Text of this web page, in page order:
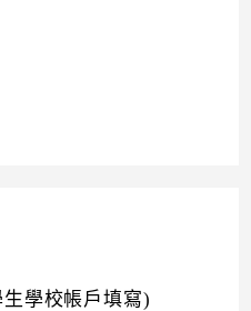
學校帳戶填寫)